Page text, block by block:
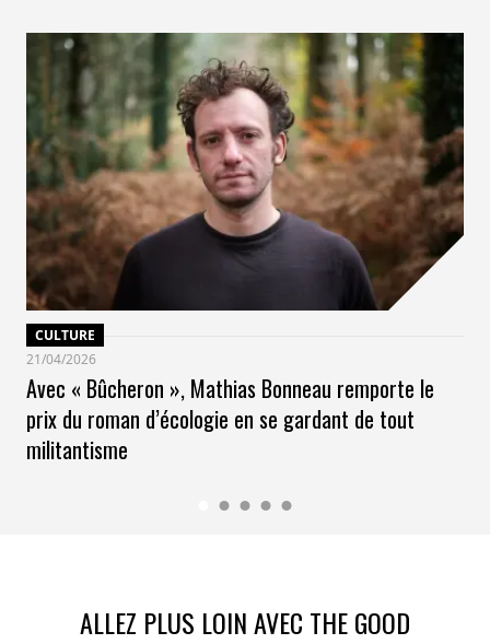
CULTURE
21/04/2026
Avec « Bûcheron », Mathias Bonneau remporte le
prix du roman d’écologie en se gardant de tout
militantisme
ALLEZ PLUS LOIN AVEC THE GOOD